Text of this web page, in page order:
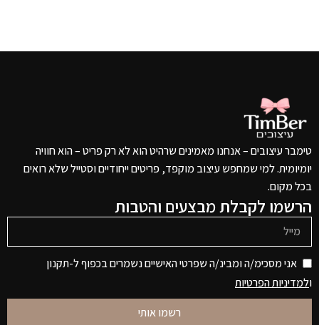
טימבר עיצובים – אנחנו מאמינים שרהיט הוא לא רק פריט – הוא חוויה
יומיומית. למי שמחפש עיצוב מוקפד, פריטים ייחודיים וסטייל שלא רואים
בכל מקום.
הרשמו לקבלת מבצעים והטבות
אני מסכימ/ה ומבינ/ה שפרטי האישיים נשמרים בכפוף ל-תקנון
ולמדיניות הפרטיות
רשמו אותי